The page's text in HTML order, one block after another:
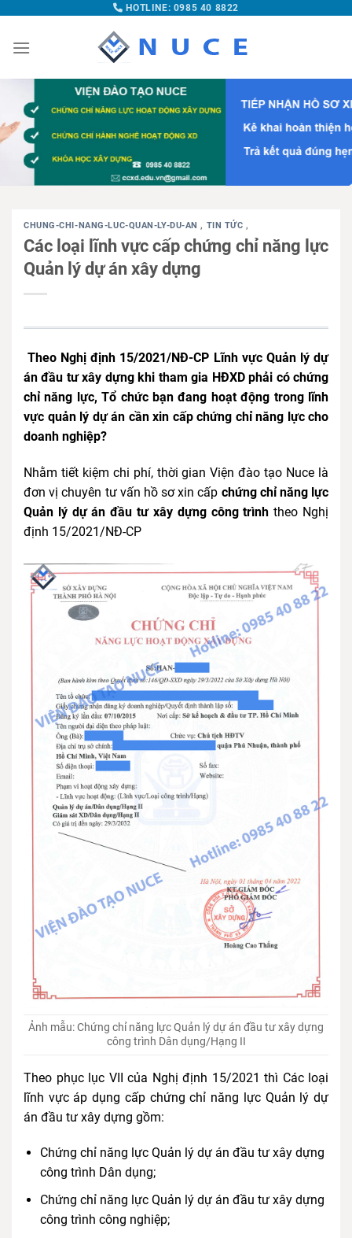
HOTLINE: 0985 40 8822
CHUNG-CHI-NANG-LUC-QUAN-LY-DU-AN, TIN TỨC,
Các loại lĩnh vực cấp chứng chỉ năng lực
Quản lý dự án xây dựng
Theo Nghị định 15/2021/NĐ-CP Lĩnh vực Quản lý dự
án đầu tư xây dựng khi tham gia HĐXD phải có chứng
chỉ năng lực, Tổ chức bạn đang hoạt động trong lĩnh
vực quản lý dự án cần xin cấp chứng chỉ năng lực cho
doanh nghiệp?
Nhằm tiết kiệm chi phí, thời gian Viện đào tạo Nuce là
đơn vị chuyên tư vấn hồ sơ xin cấp chứng chỉ năng lực
Quản lý dự án đầu tư xây dựng công trình theo Nghị
định 15/2021/NĐ-CP
Ảnh mẫu: Chứng chỉ năng lực Quản lý dự án đầu tư xây dựng
công trình Dân dụng/Hạng II
Theo phục lục VII của Nghị định 15/2021 thì Các loại
lĩnh vực áp dụng cấp chứng chỉ năng lực Quản lý dự
án đầu tư xây dựng gồm:
Chứng chỉ năng lực Quản lý dự án đầu tư xây dựng
công trình Dân dụng;
Chứng chỉ năng lực Quản lý dự án đầu tư xây dựng
công trình công nghiệp;